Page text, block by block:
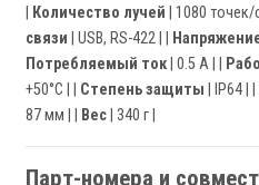
Количество лучей | 1080
связи | USB, RS-422 | |
Потребляемый ток | 0.5 А | |
+50°C | | Степень защиты | IP64 | |
87 мм | |
Вес | 340 г |
Парт-номера и